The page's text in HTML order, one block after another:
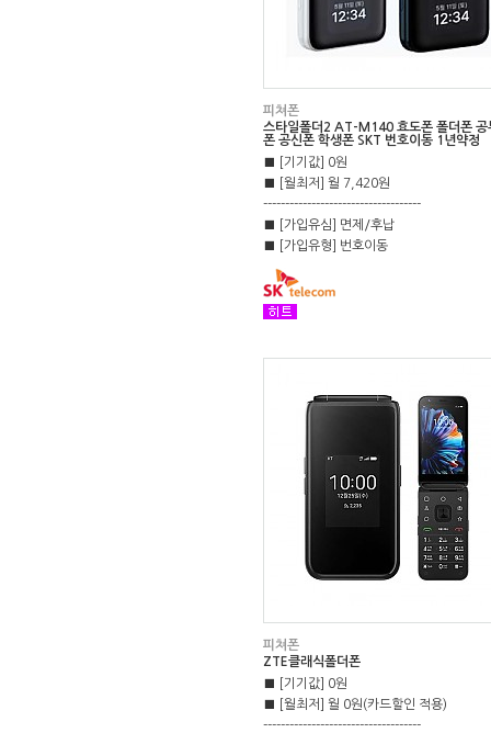
피쳐폰
스타일폴더2 AT-M140 효도폰 폴더폰 공
폰 공신폰 학생폰 SKT 번호이동 1년약정
■ [기기값] 0원
■ [월최저] 월 7,420원
------------------------------------
■ [가입유심] 면제/후납
■ [가입유형] 번호이동
피쳐폰
ZTE클래식폴더폰
■ [기기값] 0원
■ [월최저] 월 0원(카드할인 적용)
------------------------------------